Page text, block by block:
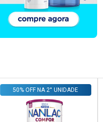
50% OFF NA 2° UNIDADE